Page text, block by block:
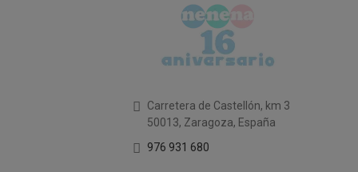
Carretera de Castellón, km 3
50013, Zaragoza, España
976 931 680